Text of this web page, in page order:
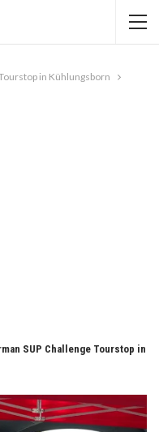
in Kühlungsborn
SUP Challenge Tourstop in